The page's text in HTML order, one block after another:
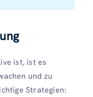
ist, ist es
und zu
Strategien: